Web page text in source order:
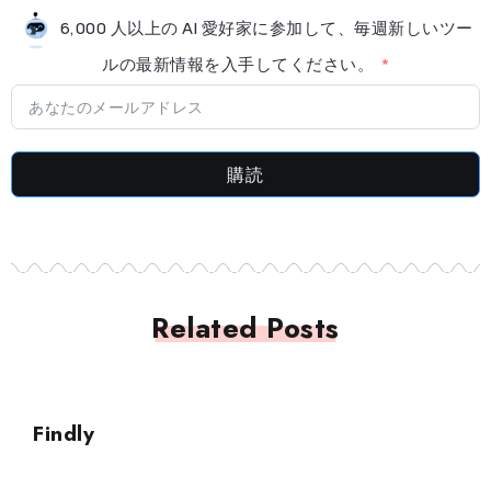
6,000 人以上の AI 愛好家に参加して、毎週新しいツー
ルの最新情​​報を入手してください。
購読
Related Posts
Findly